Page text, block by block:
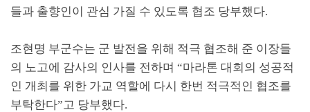
들과 출향인이 관심 가질 수 있도록 협조 당부했다.
조현명 부군수는 군 발전을 위해 적극 협조해 준 이장들
의 노고에 감사의 인사를 전하며 “마라톤 대회의 성공적
인 개최를 위한 가교 역할에 다시 한번 적극적인 협조를
부탁한다”고 당부했다.